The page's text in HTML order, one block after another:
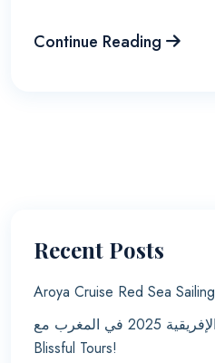
Continue Reading
Recent Posts
Aroya Cruise Red Sea Sailing
اكتشف كأس الأمم الإفريقية 2025 في المغرب مع
Blissful Tours!